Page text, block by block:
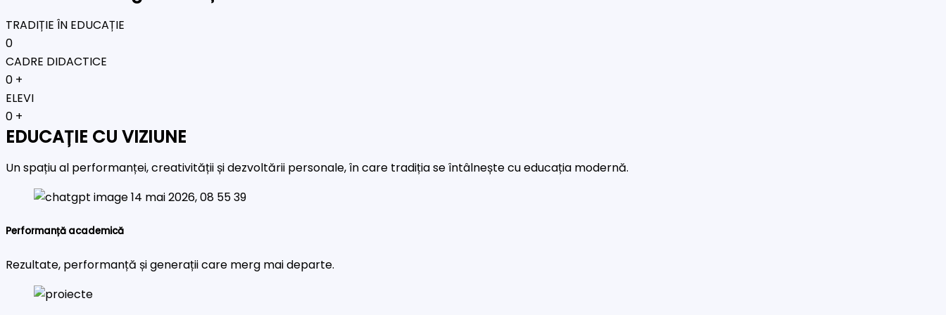
TRADIȚIE ÎN EDUCAȚIE
0
CADRE DIDACTICE
0 +
ELEVI
0 +
EDUCAȚIE CU VIZIUNE
Un spațiu al performanței, creativității și dezvoltării personale, în care tradiția se întâlnește cu educația modernă.
Performanță academică
Rezultate, performanță și generații care merg mai departe.